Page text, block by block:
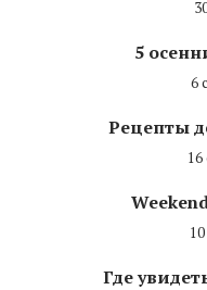
5
6
Рецепты
16
Где